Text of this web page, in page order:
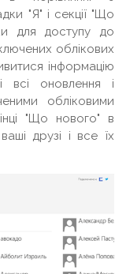
"Я" і секції "Що
для доступу до
облікових
інформацію
всі оновлення і
обліковими
"Що нового" в
друзі і все їх